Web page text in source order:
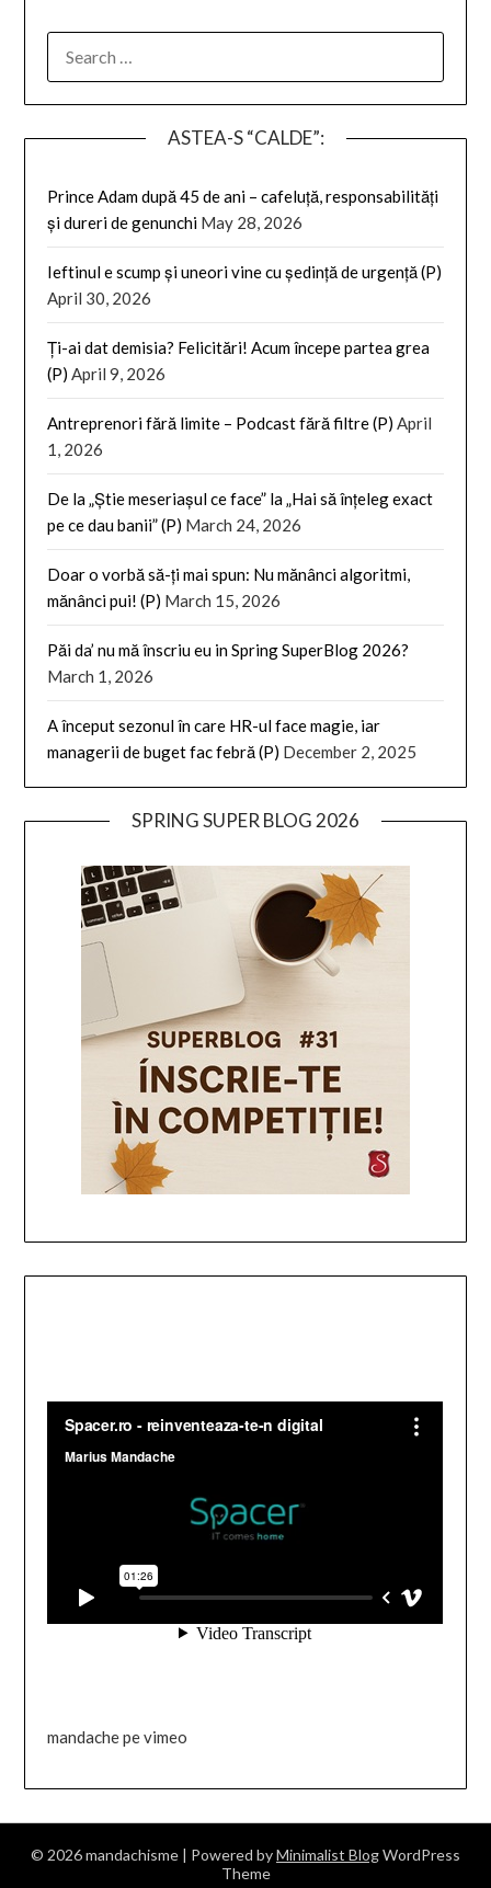
FOR:
ASTEA-S “CALDE”:
Prince Adam după 45 de ani – cafeluță, responsabilități
și dureri de genunchi May 28, 2026
Ieftinul e scump și uneori vine cu ședință de urgență (P)
April 30, 2026
Ți-ai dat demisia? Felicitări! Acum începe partea grea
(P) April 9, 2026
Antreprenori fără limite – Podcast fără filtre (P) April
1, 2026
De la „Știe meseriașul ce face” la „Hai să înțeleg exact
pe ce dau banii” (P) March 24, 2026
Doar o vorbă să-ți mai spun: Nu mănânci algoritmi,
mănânci pui! (P) March 15, 2026
Păi da’ nu mă înscriu eu in Spring SuperBlog 2026?
March 1, 2026
A început sezonul în care HR-ul face magie, iar
managerii de buget fac febră (P) December 2, 2025
SPRING SUPER BLOG 2026
mandache pe vimeo
© 2026 mandachisme | Powered byMinimalist BlogWordPress
Theme